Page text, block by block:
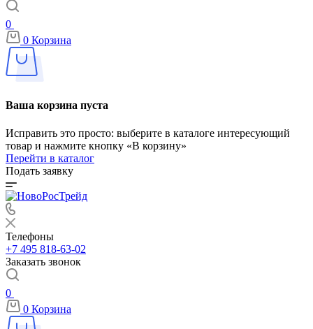
0
0 Корзина
Ваша корзина пуста
Исправить это просто: выберите в каталоге интересующий
товар и нажмите кнопку «В корзину»
Перейти в каталог
Подать заявку
Телефоны
+7 495 818-63-02
Заказать звонок
0
0 Корзина